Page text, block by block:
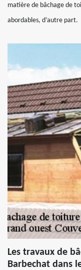
matière de bâchage de
abordables, d’autre part.
Les travaux de
Barbechat dans